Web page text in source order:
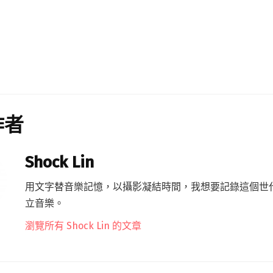
Shock Lin
用文字替音樂記憶，以攝影凝結時間，我想要記錄這個世
立音樂。
瀏覽所有 Shock Lin 的文章